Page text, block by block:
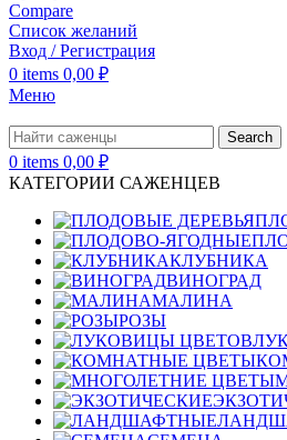
Compare
Список желаний
Вход / Регистрация
0 items 0,00 ₽
Меню
Search
0 items 0,00 ₽
КАТЕГОРИИ САЖЕНЦЕВ
КЛУБНИКА
ВИНОГРАД
МАЛИНА
РОЗЫ